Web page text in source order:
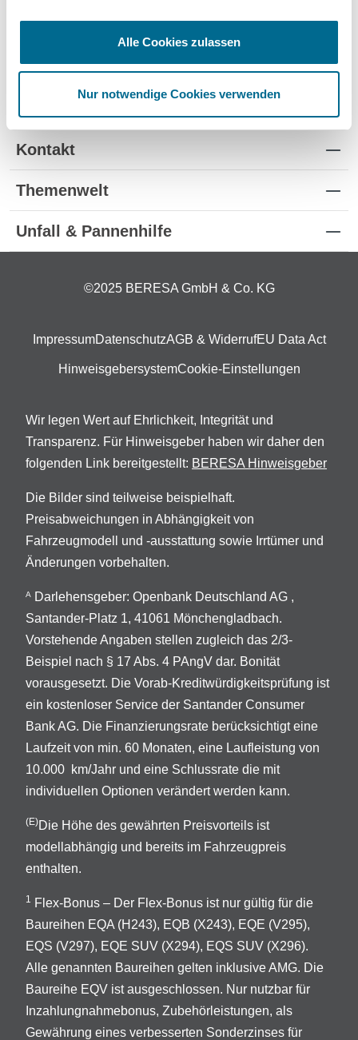
Alle Cookies zulassen
Nur notwendige Cookies verwenden
Kontakt
Themenwelt
Unfall & Pannenhilfe
©2025 BERESA GmbH & Co. KG
ImpressumDatenschutzAGB & WiderrufEU Data Act
HinweisgebersystemCookie-Einstellungen
Wir legen Wert auf Ehrlichkeit, Integrität und
Transparenz. Für Hinweisgeber haben wir daher den
folgenden Link bereitgestellt: BERESA Hinweisgeber
Die Bilder sind teilweise beispielhaft.
Preisabweichungen in Abhängigkeit von
Fahrzeugmodell und -ausstattung sowie Irrtümer und
Änderungen vorbehalten.
A
Darlehensgeber: Openbank Deutschland AG ,
Santander-Platz 1, 41061 Mönchengladbach.
Vorstehende Angaben stellen zugleich das 2/3-
Beispiel nach § 17 Abs. 4 PAngV dar. Bonität
vorausgesetzt. Die Vorab-Kreditwürdigkeitsprüfung ist
ein kostenloser Service der Santander Consumer
Bank AG. Die Finanzierungsrate berücksichtigt eine
Laufzeit von min. 60 Monaten, eine Laufleistung von
10.000 km/Jahr und eine Schlussrate die mit
individuellen Optionen verändert werden kann.
(E)Die Höhe des gewährten Preisvorteils ist
modellabhängig und bereits im Fahrzeugpreis
enthalten.
1
Flex-Bonus – Der Flex-Bonus ist nur gültig für die
Baureihen EQA (H243), EQB (X243), EQE (V295),
EQS (V297), EQE SUV (X294), EQS SUV (X296).
Alle genannten Baureihen gelten inklusive AMG. Die
Baureihe EQV ist ausgeschlossen. Nur nutzbar für
Inzahlungnahmebonus, Zubehörleistungen, als
Gewährung eines verbesserten Sonderzinses für